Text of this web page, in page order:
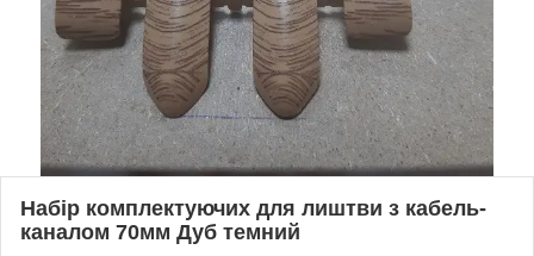
Набір комплектуючих для лиштви з кабель-
каналом 70мм Дуб темний